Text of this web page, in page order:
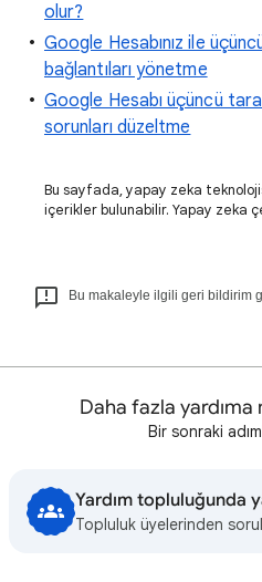
olur?
Google Hesabınız ile
bağlantıları yönetme
Google Hesabı üçüncü
sorunları düzeltme
Bu sayfada, yapay zeka
içerikler bulunabilir. Yapay zeka
Bu makaleyle ilgili geri bildirim
Daha fazla yardıma
Bir sonraki
Yardım topluluğunda
Topluluk üyelerinden